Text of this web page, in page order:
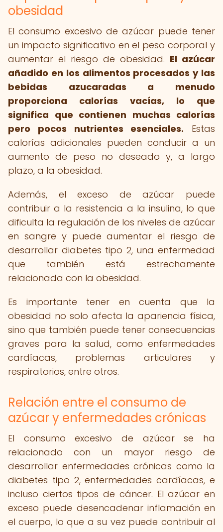
obesidad
El consumo excesivo de azúcar puede tener
un impacto significativo en el peso corporal y
aumentar el riesgo de obesidad. El azúcar
añadido en los alimentos procesados y las
bebidas azucaradas a menudo
proporciona calorías vacías, lo que
significa que contienen muchas calorías
pero pocos nutrientes esenciales. Estas
calorías adicionales pueden conducir a un
aumento de peso no deseado y, a largo
plazo, a la obesidad.
Además, el exceso de azúcar puede
contribuir a la resistencia a la insulina, lo que
dificulta la regulación de los niveles de azúcar
en sangre y puede aumentar el riesgo de
desarrollar diabetes tipo 2, una enfermedad
que también está estrechamente
relacionada con la obesidad.
Es importante tener en cuenta que la
obesidad no solo afecta la apariencia física,
sino que también puede tener consecuencias
graves para la salud, como enfermedades
cardíacas, problemas articulares y
respiratorios, entre otros.
Relación entre el consumo de
azúcar y enfermedades crónicas
El consumo excesivo de azúcar se ha
relacionado con un mayor riesgo de
desarrollar enfermedades crónicas como la
diabetes tipo 2, enfermedades cardíacas, e
incluso ciertos tipos de cáncer. El azúcar en
exceso puede desencadenar inflamación en
el cuerpo, lo que a su vez puede contribuir al